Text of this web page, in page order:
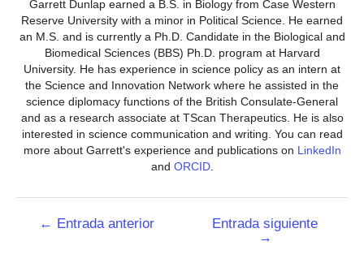
Garrett Dunlap earned a B.S. in Biology from Case Western
Reserve University with a minor in Political Science. He earned
an M.S. and is currently a Ph.D. Candidate in the Biological and
Biomedical Sciences (BBS) Ph.D. program at Harvard
University. He has experience in science policy as an intern at
the Science and Innovation Network where he assisted in the
science diplomacy functions of the British Consulate-General
and as a research associate at TScan Therapeutics. He is also
interested in science communication and writing. You can read
more about Garrett's experience and publications on LinkedIn
and ORCID.
Navegación
← Entrada anterior
Entrada siguiente
→